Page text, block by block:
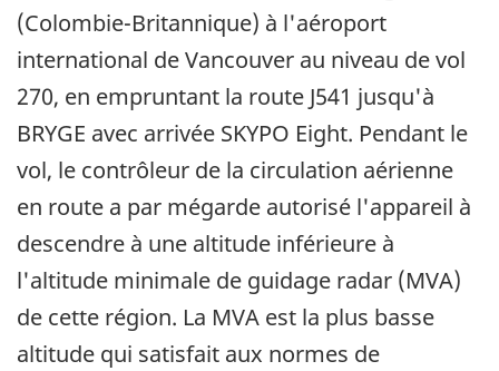
(Colombie-Britannique) à l'aéroport
international de Vancouver au niveau de vol
270, en empruntant la route J541 jusqu'à
BRYGE avec arrivée SKYPO Eight. Pendant le
vol, le contrôleur de la circulation aérienne
en route a par mégarde autorisé l'appareil à
descendre à une altitude inférieure à
l'altitude minimale de guidage radar (MVA)
de cette région. La MVA est la plus basse
altitude qui satisfait aux normes de